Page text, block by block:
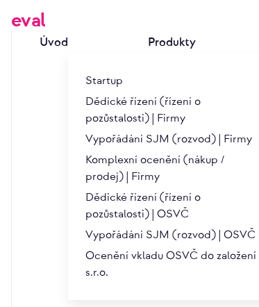
eval
Úvod Produkty
Startup
Dědické řízení (řízení o
pozůstalosti) | Firmy
Vypořádání SJM (rozvod) | Firmy
Komplexní ocenění (nákup /
prodej) | Firmy
Dědické řízení (řízení o
pozůstalosti) | OSVČ
Vypořádání SJM (rozvod) | OSVČ
Ocenění vkladu OSVČ do založení
s.r.o.
8. První kontakt
U počáteční diskuse jde především o to,
své společnosti, zkoumají společné cíle a
termín, na kterém se teoreticky nekonají
neúmyslně, se již nyní mohou postavit